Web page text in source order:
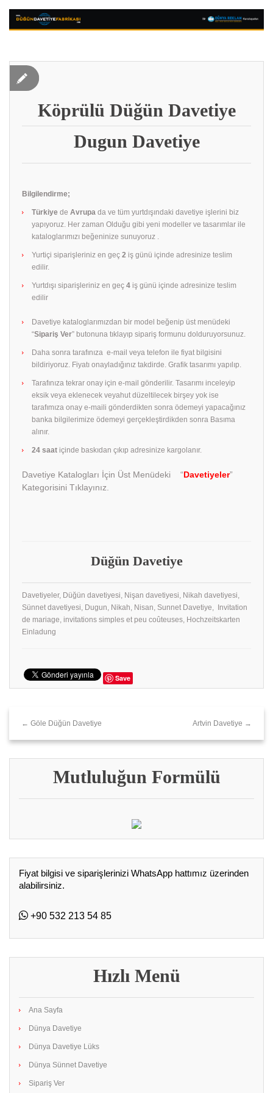
Köprülü Düğün Davetiye
Dugun Davetiye
Bilgilendirme;
Türkiye de Avrupa da ve tüm yurtdışındaki davetiye işlerini biz
yapıyoruz. Her zaman Olduğu gibi yeni modeller ve tasarımlar ile
kataloglarımızı beğeninize sunuyoruz .
Yurtiçi siparişleriniz en geç 2 iş günü içinde adresinize teslim
edilir.
Yurtdışı siparişleriniz en geç 4 iş günü içinde adresinize teslim
edilir
Davetiye kataloglarımızdan bir model beğenip üst menüdeki
“Sipariş Ver” butonuna tıklayıp sipariş formunu dolduruyorsunuz.
Daha sonra tarafınıza e-mail veya telefon ile fiyat bilgisini
bildiriyoruz. Fiyatı onayladığınız takdirde. Grafik tasarımı yapılıp.
Tarafınıza tekrar onay için e-mail gönderilir. Tasarımı inceleyip
eksik veya eklenecek veyahut düzeltilecek birşey yok ise
tarafımıza onay e-maili gönderdikten sonra ödemeyi yapacağınız
banka bilgilerimize ödemeyi gerçekleştirdikden sonra Basıma
alınır.
24 saat içinde baskıdan çıkıp adresinize kargolanır.
Davetiye Katalogları İçin Üst Menüdeki “Davetiyeler”
Kategorisini Tıklayınız.
Düğün Davetiye
Davetiyeler, Düğün davetiyesi, Nişan davetiyesi, Nikah davetiyesi,
Sünnet davetiyesi, Dugun, Nikah, Nisan, Sunnet Davetiye, Invitation
de mariage, invitations simples et peu coûteuses, Hochzeitskarten
Einladung
Save
← Göle Düğün Davetiye Artvin Davetiye →
Mutluluğun Formülü
Fiyat bilgisi ve siparişlerinizi WhatsApp hattımız üzerinden
alabilirsiniz.
+90 532 213 54 85
Hızlı Menü
Ana Sayfa
Dünya Davetiye
Dünya Davetiye Lüks
Dünya Sünnet Davetiye
Sipariş Ver